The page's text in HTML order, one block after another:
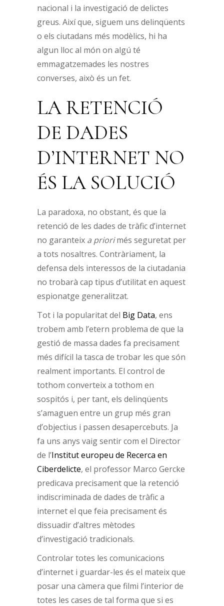
nacional i la investigació de delictes
greus. Així que, siguem uns delinqüents
o els ciutadans més modèlics, hi ha
algun lloc al món on algú té
emmagatzemades les nostres
converses, això és un fet.
LA RETENCIÓ
DE DADES
D’INTERNET NO
ÉS LA SOLUCIÓ
La paradoxa, no obstant, és que la
retenció de les dades de tràfic d’internet
no garanteix a priorimés seguretat per
a tots nosaltres. Contràriament, la
defensa dels interessos de la ciutadania
no trobarà cap tipus d’utilitat en aquest
espionatge generalitzat.
Tot i la popularitat del Big Data, ens
trobem amb l’etern problema de que la
gestió de massa dades fa precisament
més difícil la tasca de trobar les que són
realment importants. El control de
tothom converteix a tothom en
sospitós i, per tant, els delinqüents
s’amaguen entre un grup més gran
d’objectius i passen desapercebuts. Ja
fa uns anys vaig sentir com el Director
de l’Institut europeu de Recerca en
Ciberdelicte, el professor Marco Gercke
predicava precisament que la retenció
indiscriminada de dades de tràfic a
internet el que feia precisament és
dissuadir d’altres mètodes
d’investigació tradicionals.
Controlar totes les comunicacions
d’internet i guardar-les és el mateix que
posar una càmera que filmi l’interior de
totes les cases de tal forma que si es